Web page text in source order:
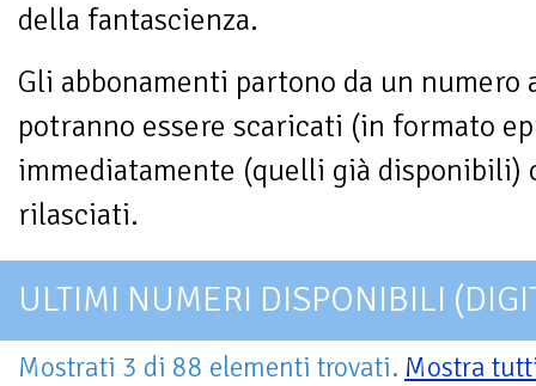
della fantascienza.
Gli abbonamenti partono da un numero
potranno essere scaricati (in formato
immediatamente (quelli già disponibili)
rilasciati.
ULTIMI NUMERI DISPONIBILI
Mostrati 3 di 88 elementi trovati. Mostra